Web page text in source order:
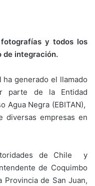
y todos los
de integración.
generado el llamado
parte de la Entidad
Agua Negra (EBITAN),
diversas empresas en
de Chile y
de Coquimbo
de San Juan,